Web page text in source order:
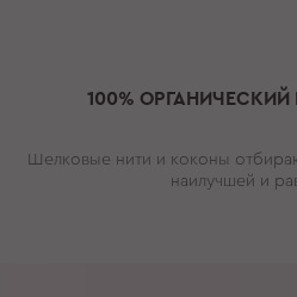
100%
Шелковые нити и коконы
наилучшей и